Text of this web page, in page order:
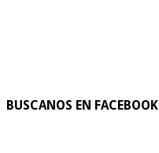
BUSCANOS EN FACEBOOK